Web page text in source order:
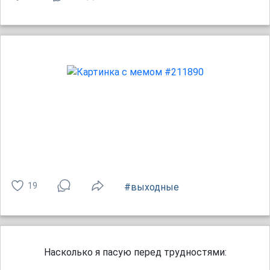
19 #выходные
Насколько я пасую перед трудностями: